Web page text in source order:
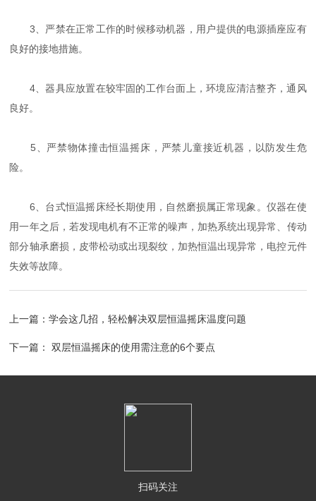
3、严禁在正常工作的时候移动机器，用户提供的电源插座应有
良好的接地措施。
4、器具应放置在较牢固的工作台面上，环境应清洁整齐，通风
良好。
5、严禁物体撞击恒温摇床，严禁儿童接近机器，以防发生危
险。
6、台式恒温摇床经长期使用，自然磨损属正常现象。仪器在使
用一年之后，若发现电机有不正常的噪声，加热系统出现异常、传动
部分轴承磨损，皮带松动或出现裂纹，加热恒温出现异常，电控元件
失效等故障。
上一篇：学会这几招，轻松解决双层恒温摇床温度问题
下一篇：双层恒温摇床的使用需注意的6个要点
扫码关注